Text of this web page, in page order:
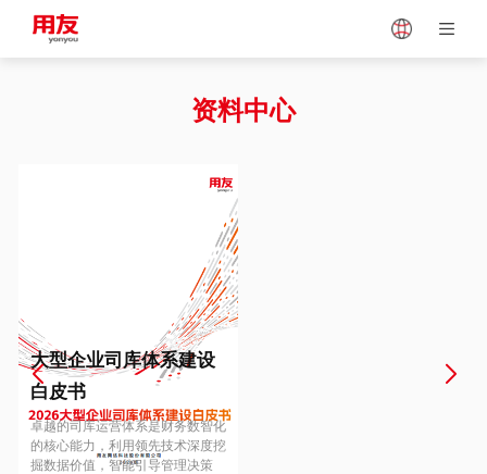
Vietnam
Europe
Hungary
资料中心
大型企业司库体系建设
白皮书
卓越的司库运营体系是财务数智化
的核心能力，利用领先技术深度挖
掘数据价值，智能引导管理决策